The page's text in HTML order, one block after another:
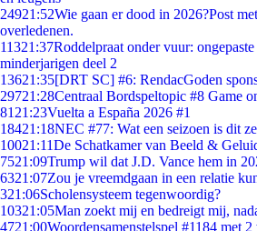
24921:52Wie gaan er dood in 2026?Post
overledenen.
11321:37Roddelpraat onder vuur:
minderjarigen deel 2
13621:35[DRT SC] #6: RendacGoden
29721:28Centraal Bordspeltopic #8 Game
81 21:23Vuelta a España 2026 #1
18421:18NEC #77: Wat een seizoen is dit
10021:11De Schatkamer van Beeld &
7521:09Trump wil dat J.D. Vance hem in
6321:07Zou je vreemdgaan in een relatie
321:06Scholensysteem tegenwoordig?
10321:05Man zoekt mij en bedreigt mij,
4721:00Woordensamenstelspel #1184 met